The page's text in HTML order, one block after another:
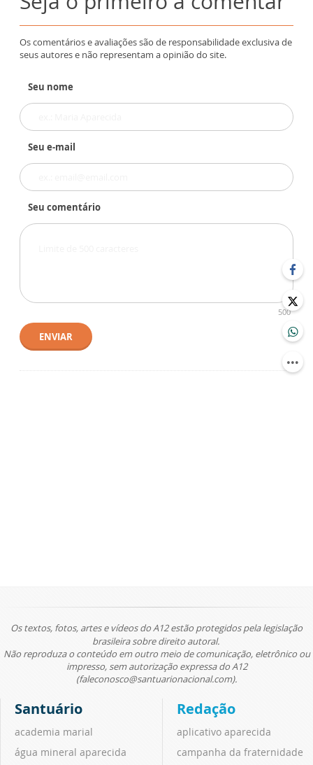
Os comentários e avaliações são de responsabilidade exclusiva de
seus autores e não representam a opinião do site.
Seu nome
Seu e-mail
Seu comentário
500
ENVIAR
Os textos, fotos, artes e vídeos do A12 estão protegidos pela legislação
brasileira sobre direito autoral.
Não reproduza o conteúdo em outro meio de comunicação, eletrônico ou
impresso, sem autorização expressa do A12
(faleconosco@santuarionacional.com).
Santuário
academia marial
água mineral aparecida
Redação
aplicativo aparecida
campanha da fraternidade